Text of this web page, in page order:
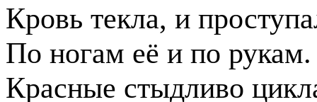
Кровь текла, и
По ногам её и по рукам.
Красные стыдливо